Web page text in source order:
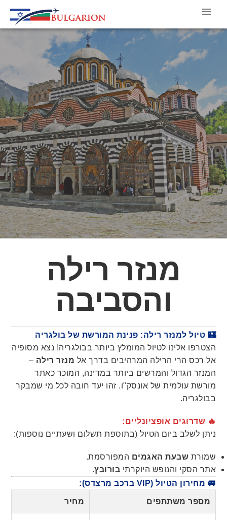
מנזר רילה
והסביבה
🏰 טיול למנזר רילה: פנינת המורשת של בולגריה
הצטרפו אלינו לטיול המומלץ ביותר בבולגריה! נצא מסופיה
אל רכס הרי הרילה המרהיבים בדרך אל מנזר רילה –
המנזר הגדול והמרשים ביותר במדינה, המוכר כאתר
מורשת עולמית של אונסק"ו. זהו יעד חובה לכל מי שמבקר
בבולגריה.
🔥 שדרוגים אופציונליים:
ניתן לשלב ביום הטיול (בתוספת תשלום ושעתיים נוספות):
שמורת שבעת האגמים המפורסמת.
אתר הסקי והנופש היוקרתי בורובץ.
🚐 מחירון הטיול (VIP ברכב מרצדס):
מספר משתתפים מחיר